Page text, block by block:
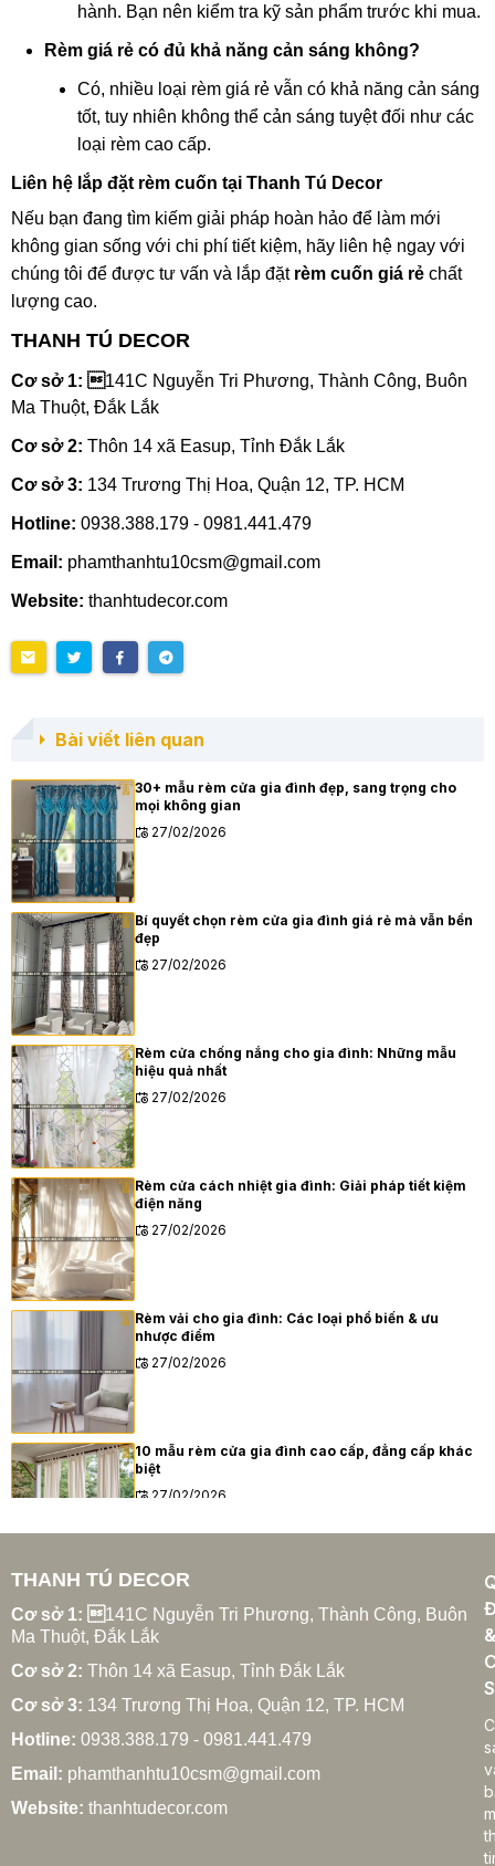
hành. Bạn nên kiểm tra kỹ sản phẩm trước khi mua.
Rèm giá rẻ có đủ khả năng cản sáng không?
Có, nhiều loại rèm giá rẻ vẫn có khả năng cản sáng
tốt, tuy nhiên không thể cản sáng tuyệt đối như các
loại rèm cao cấp.
Liên hệ lắp đặt rèm cuốn tại Thanh Tú Decor
Nếu bạn đang tìm kiếm giải pháp hoàn hảo để làm mới
không gian sống với chi phí tiết kiệm, hãy liên hệ ngay với
chúng tôi để được tư vấn và lắp đặt rèm cuốn giá rẻ chất
lượng cao.
THANH TÚ DECOR
Cơ sở 1: 141C Nguyễn Tri Phương, Thành Công, Buôn
Ma Thuột, Đắk Lắk
Cơ sở 2: Thôn 14 xã Easup, Tỉnh Đắk Lắk
Cơ sở 3: 134 Trương Thị Hoa, Quận 12, TP. HCM
Hotline: 0938.388.179 - 0981.441.479
Email: phamthanhtu10csm@gmail.com
Website: thanhtudecor.com
Bài viết liên quan
30+ mẫu rèm cửa gia đình đẹp, sang trọng cho
mọi không gian
27/02/2026
Bí quyết chọn rèm cửa gia đình giá rẻ mà vẫn bền
đẹp
27/02/2026
Rèm cửa chống nắng cho gia đình: Những mẫu
hiệu quả nhất
27/02/2026
Rèm cửa cách nhiệt gia đình: Giải pháp tiết kiệm
điện năng
27/02/2026
Rèm vải cho gia đình: Các loại phổ biến & ưu
nhược điểm
27/02/2026
10 mẫu rèm cửa gia đình cao cấp, đẳng cấp khác
biệt
27/02/2026
Xu hướng rèm cửa gia đình hiện đại năm 2025
27/02/2026
Cách chọn rèm cửa gia đình hợp phong thủy
27/02/2026
THANH TÚ DECOR
Cơ sở 1: 141C Nguyễn Tri Phương, Thành Công, Buôn
Ma Thuột, Đắk Lắk
Cơ sở 2: Thôn 14 xã Easup, Tỉnh Đắk Lắk
Cơ sở 3: 134 Trương Thị Hoa, Quận 12, TP. HCM
Hotline: 0938.388.179 - 0981.441.479
Email: phamthanhtu10csm@gmail.com
Website: thanhtudecor.com
&